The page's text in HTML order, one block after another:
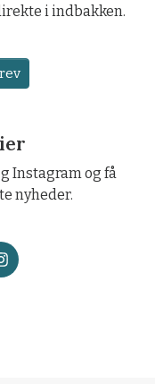
i indbakken.
Instagram og få
nyheder.